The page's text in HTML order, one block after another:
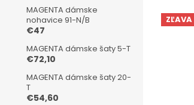
MAGENTA dámske
nohavice 91-N/B
€47
MAGENTA dámske šaty 5-T
€72,10
MAGENTA dámske šaty 20-
T
€54,60
ZĽAVA